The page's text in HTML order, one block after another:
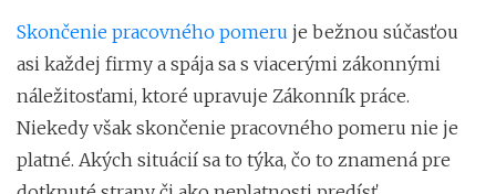
Skončenie pracovného pomeru je bežnou súčasťou
asi každej firmy a spája sa s viacerými zákonnými
náležitosťami, ktoré upravuje Zákonník práce.
Niekedy však skončenie pracovného pomeru nie je
platné. Akých situácií sa to týka, čo to znamená pre